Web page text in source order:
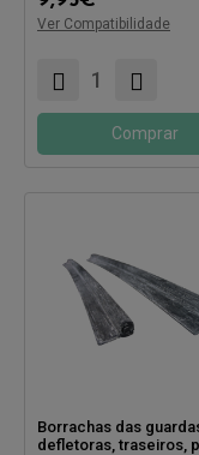
Ver Compatibilidade
Comprar
Borrachas das
defletoras, traseiros,